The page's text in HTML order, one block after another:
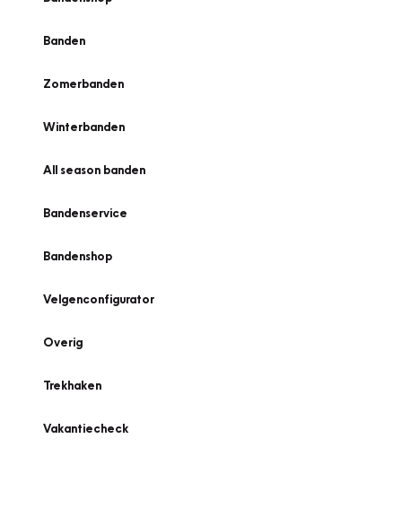
Banden
Zomerbanden
Winterbanden
All season banden
Bandenservice
Bandenshop
Velgenconfigurator
Overig
Trekhaken
Vakantiecheck